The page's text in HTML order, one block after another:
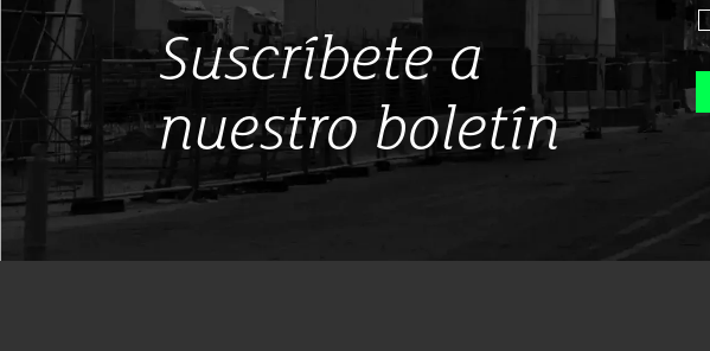
Suscríbete a
nuestro boletín